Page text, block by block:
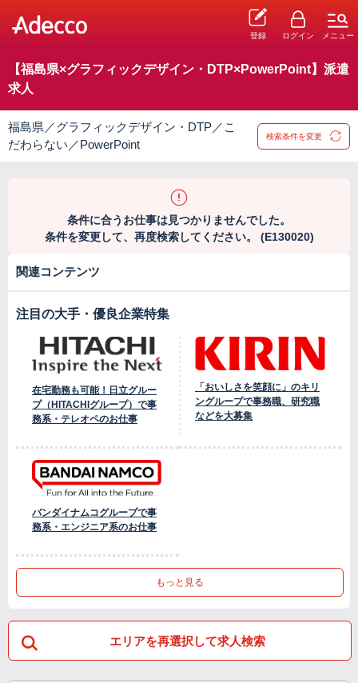
登録 ログイン メニュー
【福島県×グラフィックデザイン・DTP×PowerPoint】派遣
求人
福島県／グラフィックデザイン・DTP／こ
だわらない／PowerPoint
検索条件を変更
条件に合うお仕事は見つかりませんでした。
条件を変更して、再度検索してください。 (E130020)
関連コンテンツ
注目の大手・優良企業特集
在宅勤務も可能！日立グルー
プ（HITACHIグループ）で事
務系・テレオペのお仕事
「おいしさを笑顔に」のキリ
ングループで事務職、研究職
などを大募集
バンダイナムコグループで事
務系・エンジニア系のお仕事
もっと見る
エリアを再選択して求人検索